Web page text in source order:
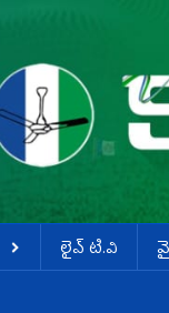
లైవ్ టి.వి